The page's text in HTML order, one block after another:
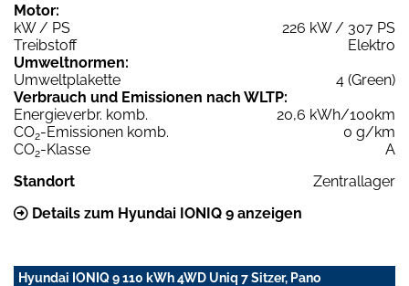
Motor:
kW / PS
226 kW / 307 PS
Treibstoff
Elektro
Umweltnormen:
Umweltplakette
4 (Green)
Verbrauch und Emissionen nach WLTP:
Energieverbr. komb.
20,6 kWh/100km
CO2-Emissionen komb.
0 g/km
CO2-Klasse
A
Standort
Zentrallager
Details zum Hyundai IONIQ 9 anzeigen
Hyundai IONIQ 9 110 kWh 4WD Uniq 7 Sitzer, Pano